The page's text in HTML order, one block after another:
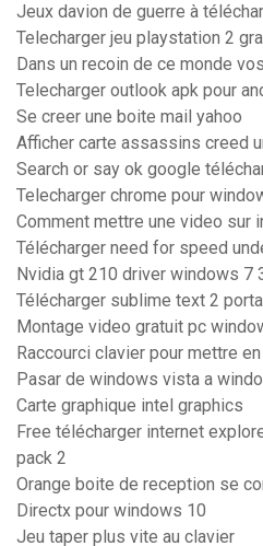
Jeux davion de guerre à
Telecharger jeu playstation 2
Dans un recoin de ce monde
Telecharger outlook apk pour
Se creer une boite mail yahoo
Afficher carte assassins creed
Search or say ok google
Telecharger chrome pour
Comment mettre une video sur
Télécharger need for speed
Nvidia gt 210 driver windows 7
Télécharger sublime text 2
Montage video gratuit pc
Raccourci clavier pour mettre
Pasar de windows vista a
Carte graphique intel graphics
Free télécharger internet
pack 2
Orange boite de reception se
Directx pour windows 10
Jeu taper plus vite au clavier